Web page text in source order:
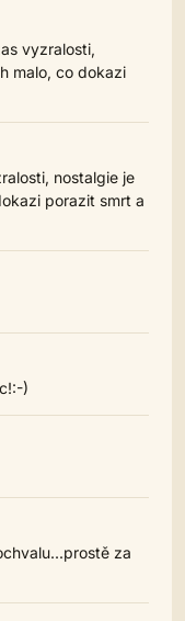
vyzralosti,
malo, co dokazi
nostalgie je
porazit smrt a
)
za